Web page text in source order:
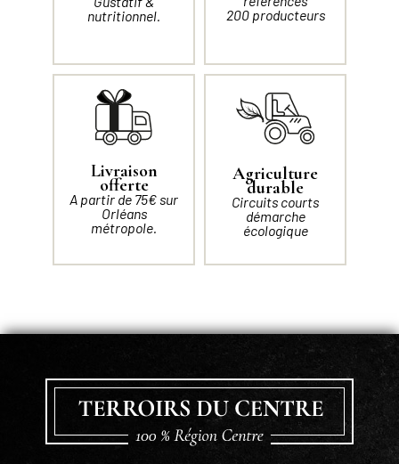
nutritionnel.
200 producteurs
Livraison
offerte
A partir de 75€ sur
Orléans
métropole.
Agriculture
durable
Circuits courts
démarche
écologique